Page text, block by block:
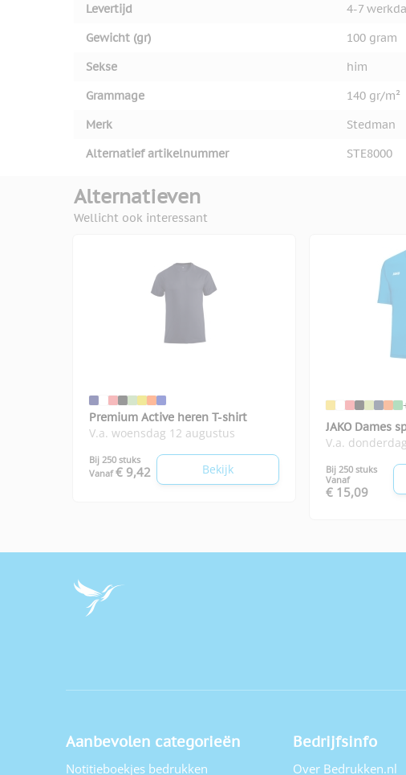
Levertijd
4-7
Gewicht (gr)
100 gram
Sekse
him
Grammage
140 gr/m²
Merk
Stedman
Alternatief artikelnummer
STE8000
Alternatieven
Wellicht ook interessant
Premium Active heren T-shirt
V.a. woensdag 12 augustus
Bij 250 stuks
Vanaf € 9,42 Bekijk
JAKO Dames
V.a.
Bij 250 stuks
Vanaf
€ 15,09
Aanbevolen categorieën
Notitieboekjes bedrukken
Bedrijfsinfo
Over Bedrukken.nl